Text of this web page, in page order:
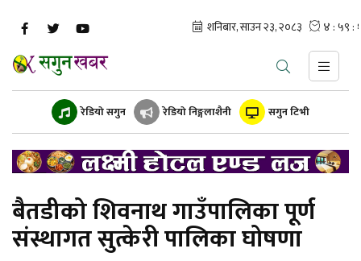
रेडियो सगुन रेडियो निङ्गलाशैनी सगुन टिभी
बैतडीको शिवनाथ गाउँपालिका पूर्ण
संस्थागत सुत्केरी पालिका घोषणा